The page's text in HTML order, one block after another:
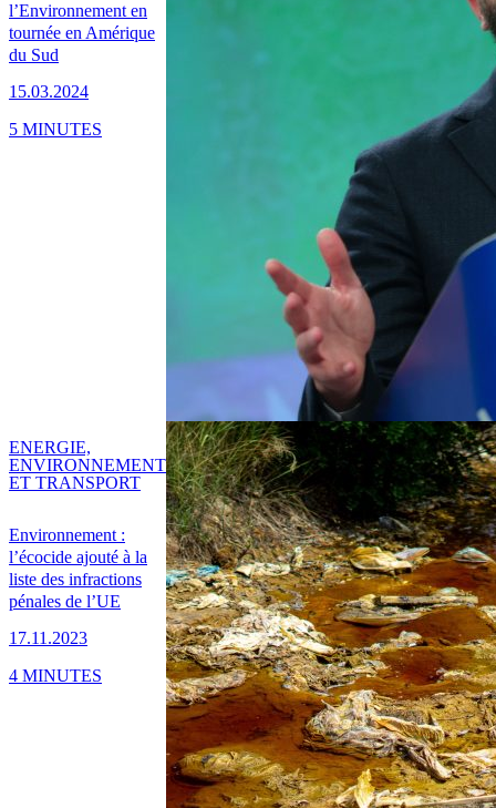
l’Environnement en
tournée en Amérique
du Sud
15.03.2024
5 MINUTES
Environnement :
l’écocide ajouté à la
liste des infractions
pénales de l’UE
17.11.2023
ENERGIE,
ENVIRONNEMENT
ET TRANSPORT
4 MINUTES